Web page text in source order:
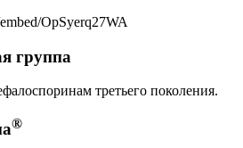
OpSyerq27WA
группа
третьего поколения.
®